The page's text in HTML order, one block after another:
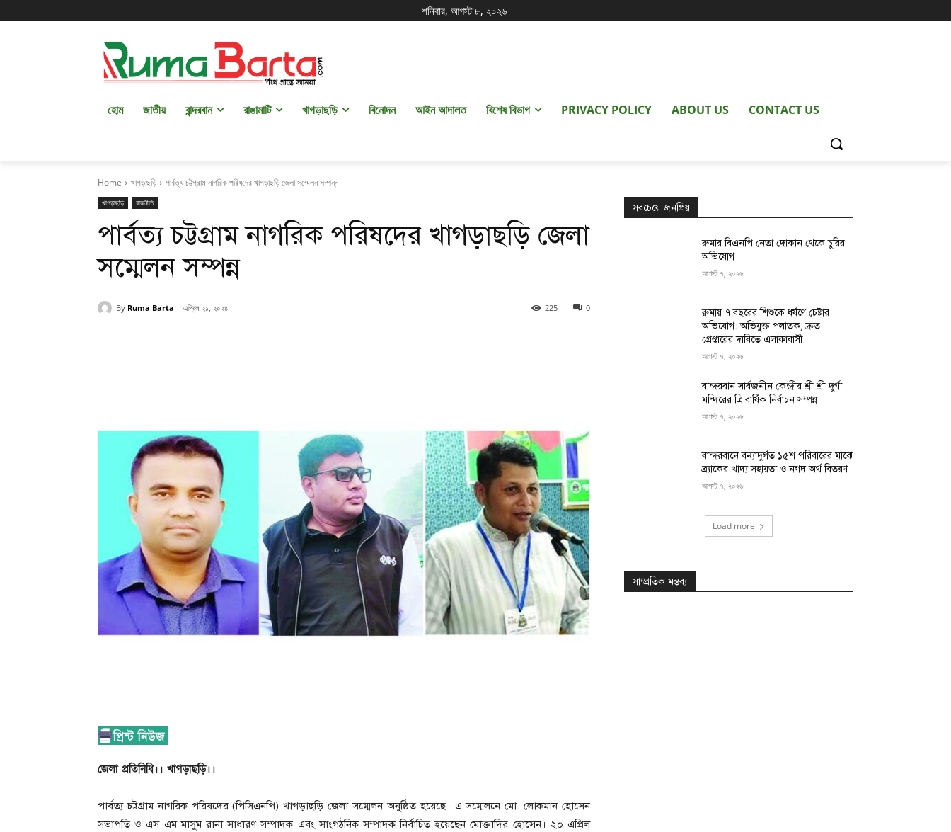
শনিবার, আগস্ট ৮, ২০২৬
হোম জাতীয় বান্দরবান রাঙামাটি খাগড়াছড়ি বিনোদন আইন আদালত বিশেষ বিভাগ PRIVACY POLICY ABOUT US CONTACT US
Home খাগড়াছড়ি পার্বত্য চট্টগ্রাম নাগরিক পরিষদের খাগড়াছড়ি জেলা সম্মেলন সম্পন্ন
খাগড়াছড়ি রাজনীতি
পার্বত্য চট্টগ্রাম নাগরিক পরিষদের খাগড়াছড়ি জেলা
সম্মেলন সম্পন্ন
By Ruma Barta এপ্রিল ২১, ২০২৪ 0
225
জেলা প্রতিনিধি।। খাগড়াছড়ি।।
পার্বত্য চট্টগ্রাম নাগরিক পরিষদের (পিসিএনপি) খাগড়াছড়ি জেলা সম্মেলন অনুষ্ঠিত হয়েছে। এ সম্মেলনে মো. লোকমান হোসেন
সভাপতি ও এস এম মাসুম রানা সাধারণ সম্পাদক এবং সাংগঠনিক সম্পাদক নির্বাচিত হয়েছেন মোক্তাদির হোসেন। ২০ এপ্রিল
সবচেয়ে জনপ্রিয়
রুমার বিএনপি নেতা দোকান থেকে চুরির
অভিযোগ
আগস্ট ৭, ২০২৬
রুমায় ৭ বছরের শিশুকে ধর্ষণে চেষ্টার
অভিযোগ: অভিযুক্ত পলাতক, দ্রুত
গ্রেপ্তারের দাবিতে এলাকাবাসী
আগস্ট ৭, ২০২৬
বান্দরবান সার্বজনীন কেন্দ্রীয় শ্রী শ্রী দুর্গা
মন্দিরের ত্রি বার্ষিক নির্বাচন সম্পন্ন
আগস্ট ৭, ২০২৬
বান্দরবানে বন্যাদুর্গত ১৫শ পরিবারের মাঝে
ব্র্যাকের খাদ্য সহায়তা ও নগদ অর্থ বিতরণ
আগস্ট ৭, ২০২৬
Load more
সাম্প্রতিক মন্তব্য